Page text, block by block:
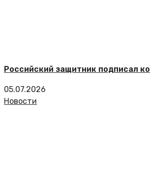
Российский защитник подписал
05.07.2026
Новости